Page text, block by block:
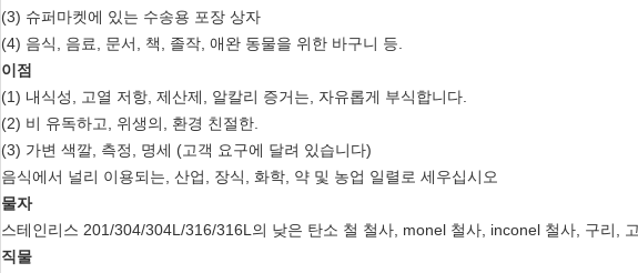
(3) 슈퍼마켓에 있는 수송용 포장 상자
(4) 음식, 음료, 문서, 책, 졸작, 애완 동물을 위한 바구니 등.
이점
(1) 내식성, 고열 저항, 제산제, 알칼리 증거는, 자유롭게 부식합니다.
(2) 비 유독하고, 위생의, 환경 친절한.
(3) 가변 색깔, 측정, 명세 (고객 요구에 달려 있습니다)
음식에서 널리 이용되는, 산업, 장식, 화학, 약 및 농업 일렬로 세우십시오
물자
스테인리스 201/304/304L/316/316L의 낮은 탄소 철 철사, monel 철사, inconel 철사, 구리,
직물